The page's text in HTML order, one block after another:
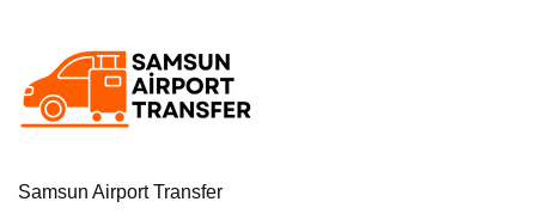
Samsun Airport Transfer